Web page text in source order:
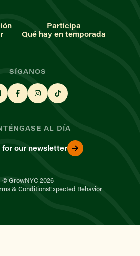
Participa
Qué hay en temporada
SÍGANOS
AL DÍA
for our newsletter
© GrowNYC 2026
& ConditionsExpected Behavior